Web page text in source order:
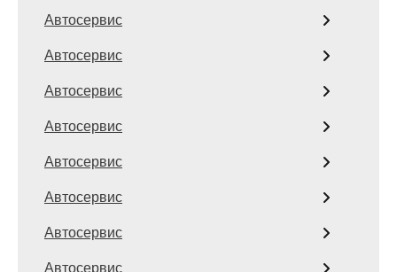
Автосервис
Автосервис
Автосервис
Автосервис
Автосервис
Автосервис
Автосервис
Автосервис